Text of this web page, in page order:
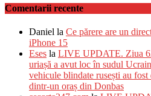
Comentarii recente
Daniel la Ce părere are un
iPhone 15
Eses la LIVE UPDATE. Ziua
uriașă a avut loc în sudul
vehicule blindate rusești au
dintr-un oraș din Donbas